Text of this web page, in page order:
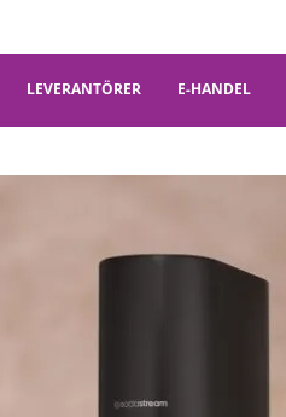
LEVERANTÖRER E-HANDEL